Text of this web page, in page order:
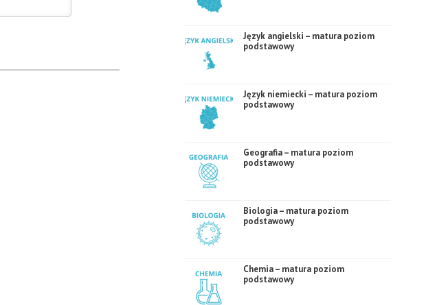
Język angielski – matura poziom
podstawowy
Język niemiecki – matura poziom
podstawowy
Geografia – matura poziom
podstawowy
Biologia – matura poziom
podstawowy
Chemia – matura poziom
podstawowy